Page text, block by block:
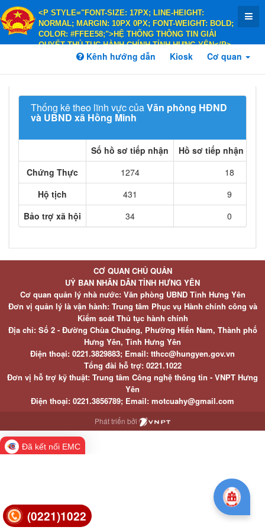
<P STYLE="FONT-SIZE: 17PX; LINE-HEIGHT:
NORMAL; MARGIN: 10PX 0PX; FONT-WEIGHT: BOLD;
COLOR: #FFEE58;">HỆ THỐNG THÔNG TIN GIẢI
QUYẾT THỦ TỤC HÀNH CHÍNH TỈNH HƯNG YÊN</P>
<P STYLE="FONT-SIZE: 14PX; LINE-HEIGHT:
COLOR: #FFEE58;">HÀNH CHÍNH PHỤC VỤ</P>
Kênh hướng dẫn Kiosk Cơ quan
Thống kê theo lĩnh vực củaVăn phòng HĐND
và UBND xã Hồng Minh
Số hồ sơ tiếp nhận
Hồ sơ tiếp nhận trực
Chứng Thực
1274
18
Hộ tịch
431
9
Bảo trợ xã hội
34 0
(0221)1022
CƠ QUAN CHỦ QUẢN
UỶ BAN NHÂN DÂN TỈNH HƯNG YÊN
Cơ quan quản lý nhà nước: Văn phòng UBND Tỉnh Hưng Yên
Đơn vị quản lý là vận hành: Trung tâm Phục vụ Hành chính công và
Kiểm soát Thủ tục hành chính
Địa chỉ: Số 2 - Đường Chùa Chuông, Phường Hiến Nam, Thành phố
Hưng Yên, Tỉnh Hưng Yên
Điện thoại: 0221.3829883; Email: tthcc@hungyen.gov.vn
Tổng đài hỗ trợ: 0221.1022
Đơn vị hỗ trợ kỹ thuật: Trung tâm Công nghệ thông tin - VNPT Hưng
Yên
Điện thoại: 0221.3856789; Email: motcuahy@gmail.com
Phát triển bởi
Đã kết nối EMC